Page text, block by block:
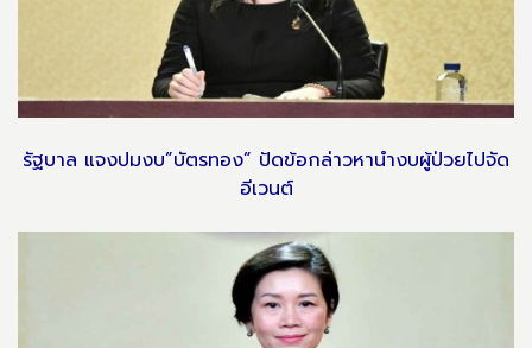
รัฐบาล แจงปมงบ”บัตรทอง” ปัดข้อกล่าวหานำงบผู้ป่วยไปจัด
อีเวนต์